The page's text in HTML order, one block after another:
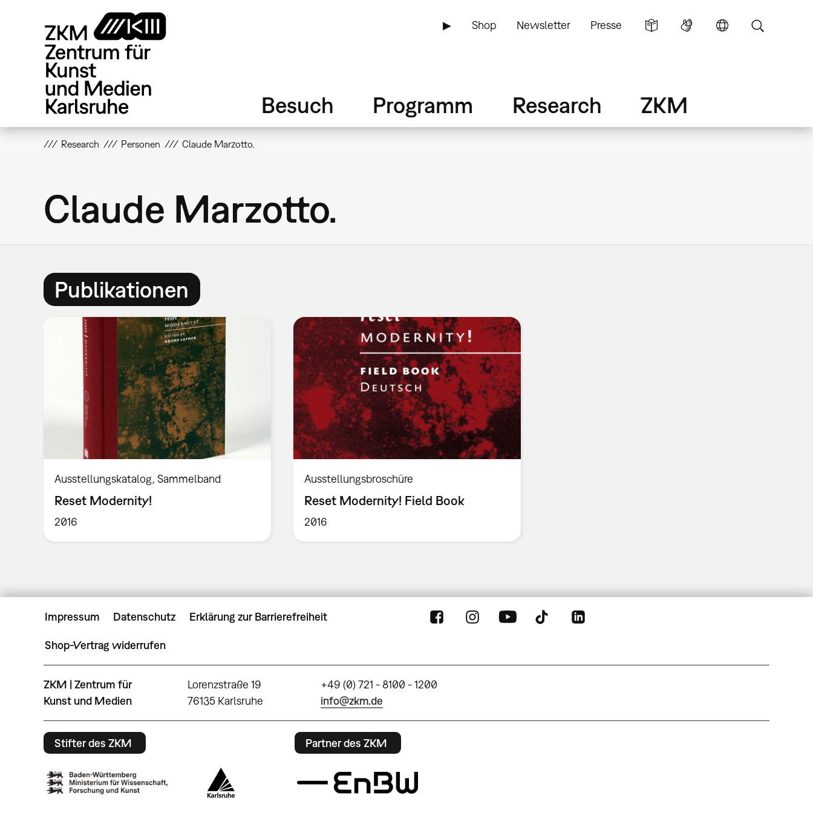
▶ Shop Newsletter Presse
Besuch Programm Research ZKM
Research Personen Claude Marzotto.
Claude Marzotto.
Publikationen
Ausstellungskatalog Sammelband
Reset Modernity!
2016
Ausstellungsbroschüre
Reset Modernity! Field Book
2016
Impressum Datenschutz Erklärung zur Barrierefreiheit
Shop-Vertrag widerrufen
ZKM | Zentrum für
Kunst und Medien
Lorenzstraße 19
76135 Karlsruhe
+49 (0) 721 - 8100 - 1200
info@zkm.de
Stifter des ZKM Partner des ZKM